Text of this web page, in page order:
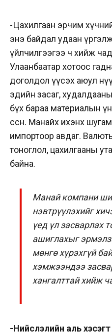
-Цахилгаан эрчим
энэ байдал удаан
үйлчилгээгээ ч хийж
Улаанбаатар хотоос
доголдол үүсэх аюул
эдийн засаг, худалдааны
бүх бараа материалын
өссөн. Манайх ихэнх
импортоор авдаг.
тоноглол, цахилгааны
байна.
Манай компани
нэвтрүүлэхийг
үед үл засварлах
ашиглахыг
мөнгө хүрэхгүй
хэмжээндээ
хангалттай хийж
-Нийслэлийн аль